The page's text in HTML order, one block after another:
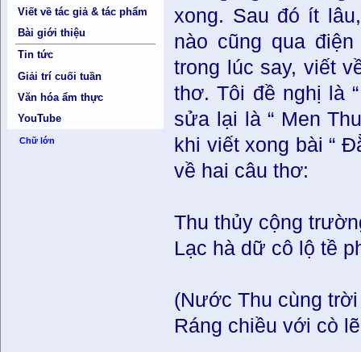
Viết về tác giả & tác phẩm
Bài giới thiệu
Tin tức
Giải trí cuối tuần
Văn hóa ẩm thực
YouTube
Chữ lớn
xong. Sau đó ít
nào cũng qua
trong lúc say, viết
thơ. Tôi đề nghị là
sửa lại là “ Men
khi viết xong bài “
về hai câu thơ:
Thu thủy cộng
Lạc hà dữ cô lộ tề
(Nước Thu cùng
Ráng chiều với cò